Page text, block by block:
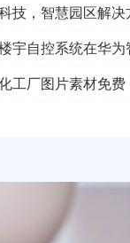
技，智慧园区解
宇自控系统在华为
工厂图片素材免